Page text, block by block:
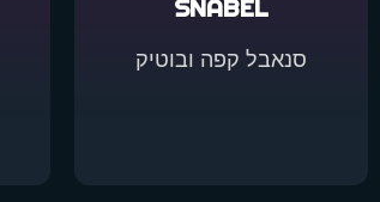
SNABEL
סנאבל קפה ובוטיק